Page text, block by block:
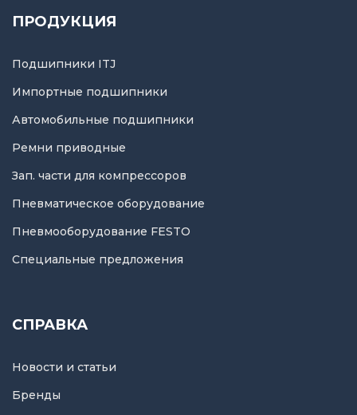
ПРОДУКЦИЯ
Подшипники ITJ
Импортные подшипники
Автомобильные подшипники
Ремни приводные
Зап. части для компрессоров
Пневматическое оборудование
Пневмооборудование FESTO
Специальные предложения
СПРАВКА
Новости и статьи
Бренды